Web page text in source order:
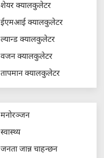
शेयर क्यालकुलेटर
ईएमआई क्यालकुलेटर
ल्यान्ड क्यालकुलेटर
वजन क्यालकुलेटर
तापमान क्यालकुलेटर
मनोरञ्जन
स्वास्थ्य
जनता जान्न चाहन्छन